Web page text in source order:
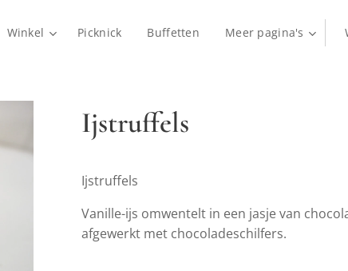
Winkel Picknick Buffetten Meer pagina's
Ijstruffels
Ijstruffels
Vanille-ijs omwentelt in een jasje van
afgewerkt met chocoladeschilfers.